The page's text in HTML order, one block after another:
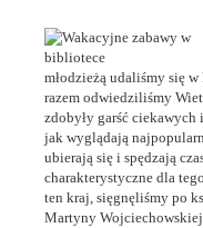
młodzieżą udaliśmy się
razem odwiedziliśmy
zdobyły garść
jak wyglądają
ubierają się i spędzają
charakterystyczne dla
ten kraj, sięgnęliśmy po
Martyny